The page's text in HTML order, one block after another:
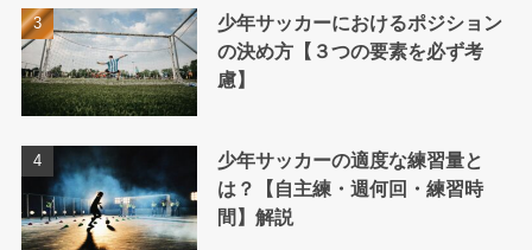
少年サッカーにおけるポジション
の決め方【３つの要素を必ず考
慮】
少年サッカーの適度な練習量と
は？【自主練・週何回・練習時
間】解説